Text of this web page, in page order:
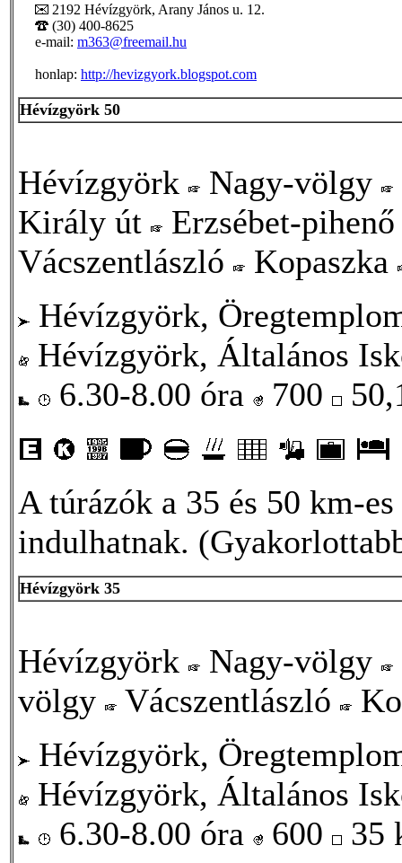
2192 Hévízgyörk, Arany János u. 12.
(30) 400-8625
e-mail: m363@freemail.hu
honlap: http://hevizgyork.blogspot.com
Hévízgyörk 50
Hévízgyörk Nagy-völgy
Király út
Erzsébet-
Vácszentlászló
Kopaszka
Hévízgyörk,
Hévízgyörk, Általános
6.30-8.00 óra
700
A túrázók a 35 és 50 km-
indulhatnak.
Hévízgyörk 35
Hévízgyörk Nagy-völgy
völgy
Vácszentlászló
Hévízgyörk,
Hévízgyörk, Általános
6.30-8.00 óra
600 35